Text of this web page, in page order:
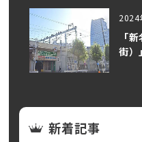
2024
「
街）
新着記事